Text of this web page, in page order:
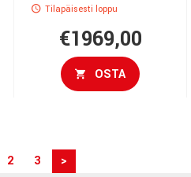
Tilapäisesti loppu
€1969,00
OSTA
2 3 >